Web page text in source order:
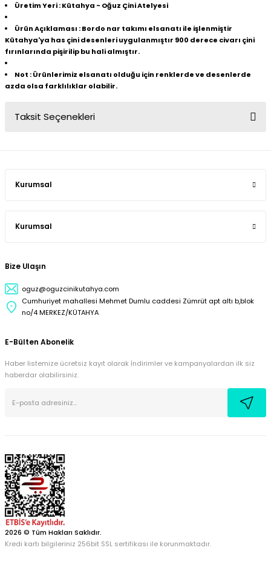
Üretim Yeri: Kütahya - Oğuz Çini Atelyesi
Ürün Açıklaması : Bordo nar takımı elsanatı ile işlenmiştir
Kütahya'ya has çini desenleri uygulanmıştır 900 derece civarı çini
fırınlarında pişirilip bu hali almıştır.
Not :Ürünlerimiz elsanatı olduğu için renklerde ve desenlerde
azda olsa farklılıklar olabilir.
Taksit Seçenekleri
Kurumsal
Kurumsal
Bize Ulaşın
oguz@oguzcinikutahya.com
Cumhuriyet mahallesi Mehmet Dumlu caddesi Zümrüt apt altı b,blok
no/4 MERKEZ/KÜTAHYA
E-Bülten Abonelik
Haber listemize ücretsiz kayıt olarak İndirimler ve kampanyalardan ilk siz
haberdar olabilirsiniz.
2026 © Tüm Hakları Saklıdır.
Kredi kartı bilgileriniz 256bit SSL sertifikası ile korunmaktadır.